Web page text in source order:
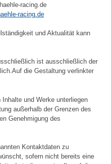
racing.de
racing.de
und Aktualität kann
ist ausschließlich der
die Gestaltung verlinkter
und Werke unterliegen
außerhalb der Grenzen des
Genehmigung des
Kontaktdaten zu
sofern nicht bereits eine